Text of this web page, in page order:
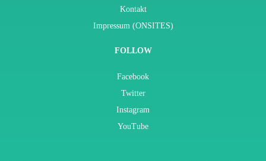
Kontakt
Impressum (ONSITES)
FOLLOW
Facebook
Twitter
Instagram
YouTube